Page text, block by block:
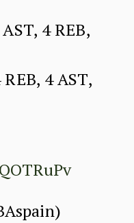
4 REB,
4 AST,